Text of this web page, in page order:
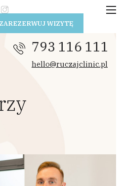
ZAREZERWUJ WIZYTĘ
793 116 111
hello@ruczajclinic.pl